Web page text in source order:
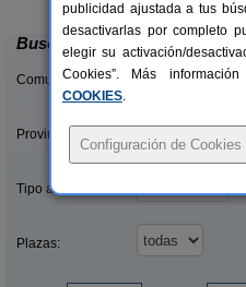
Buscar
Comunidades:
Provincias/Islas:
Tipo alquiler:
Plazas:
publicidad ajustada a tus
desactivarlas por completo
elegir su activación/
Cookies”. Más
COOKIES.